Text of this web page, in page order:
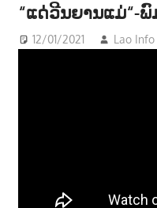
ະ
“ແດ່ວີນຍານແມ່“-
12/01/2021 Lao Info